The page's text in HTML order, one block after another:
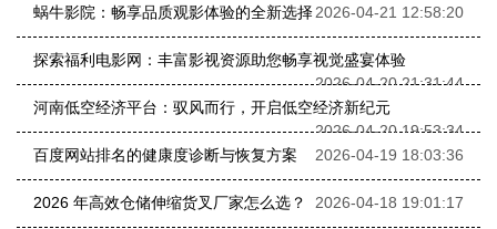
蜗牛影院：畅享品质观影体验的全新选择2026-04-21 12:58:20
探索福利电影网：丰富影视资源助您畅享视觉盛宴体验
2026-04-20 21:31:44
河南低空经济平台：驭风而行，开启低空经济新纪元
2026-04-20 19:53:34
百度网站排名的健康度诊断与恢复方案
2026-04-19 18:03:36
2026 年高效仓储伸缩货叉厂家怎么选？ 2026-04-18 19:01:17